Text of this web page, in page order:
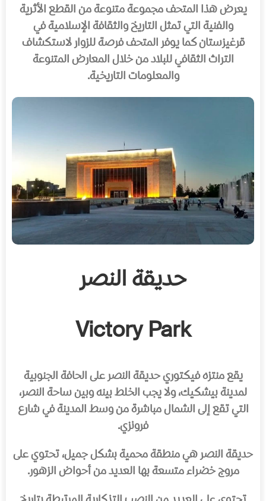
يعرض هذا المتحف مجموعة متنوعة من القطع الأثرية
والفنية التي تمثل التاريخ والثقافة الإسلامية في
قرغيزستان كما يوفر المتحف فرصة للزوار لاستكشاف
التراث الثقافي للبلاد من خلال المعارض المتنوعة
والمعلومات التاريخية.
حديقة النصر
Victory Park
يقع منتزه فيكتوري حديقة النصر على الحافة الجنوبية
لمدينة بيشكيك، ولا يجب الخلط بينه وبين ساحة النصر،
التي تقع إلى الشمال مباشرة من وسط المدينة في شارع
فرونزي.
حديقة النصر هي منطقة محمية بشكل جميل، تحتوي على
مروج خضراء متسعة بها العديد من أحواض الزهور.